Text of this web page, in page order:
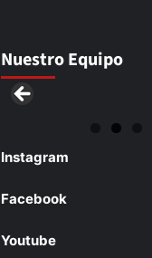
Nuestro Equipo
Instagram
Facebook
Youtube